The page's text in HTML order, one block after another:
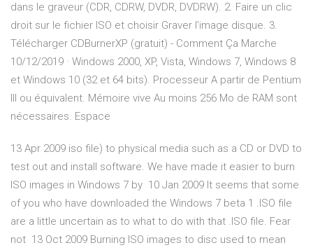
dans le graveur (CDR, CDRW, DVDR, DVDRW). 2. Faire un clic
droit sur le fichier ISO et choisir Graver l’image disque. 3.
Télécharger CDBurnerXP (gratuit) - Comment Ça Marche
10/12/2019 · Windows 2000, XP, Vista, Windows 7, Windows 8
et Windows 10 (32 et 64 bits). Processeur A partir de Pentium
III ou équivalent. Mémoire vive Au moins 256 Mo de RAM sont
nécessaires. Espace
13 Apr 2009 iso file) to physical media such as a CD or DVD to
test out and install software. We have made it easier to burn
ISO images in Windows 7 by 10 Jan 2009 It seems that some
of you who have downloaded the Windows 7 beta 1 .ISO file
are a little uncertain as to what to do with that .ISO file. Fear
not 13 Oct 2009 Burning ISO images to disc used to mean